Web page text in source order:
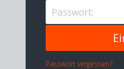
Passwort:
Passwort vergessen?